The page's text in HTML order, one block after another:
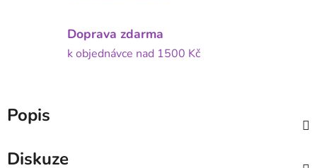
Doprava zdarma
k objednávce nad 1500 Kč
Popis
Diskuze